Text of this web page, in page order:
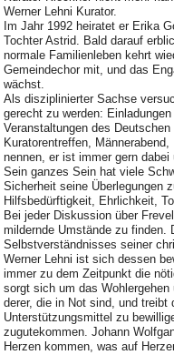
Werner Lehni Kurator.
Im Jahr 1992 heiratet er Erika
Tochter Astrid. Bald darauf
normale Familienleben kehrt
Gemeindechor mit, und das
wächst.
Als disziplinierter Sachse
gerecht zu werden:
Veranstaltungen des
Kuratorentreffen,
nennen, er ist immer gern
Sein ganzes Sein hat viele
Sicherheit seine Überlegungen
Hilfsbedürftigkeit, Ehrlichkeit,
Bei jeder Diskussion über
mildernde Umstände zu finden.
Selbstverständnisses seiner
Werner Lehni ist sich dessen
immer zu dem Zeitpunkt die
sorgt sich um das
derer, die in Not sind, und
Unterstützungsmittel zu
zugutekommen. Johann
Herzen kommen, was auf